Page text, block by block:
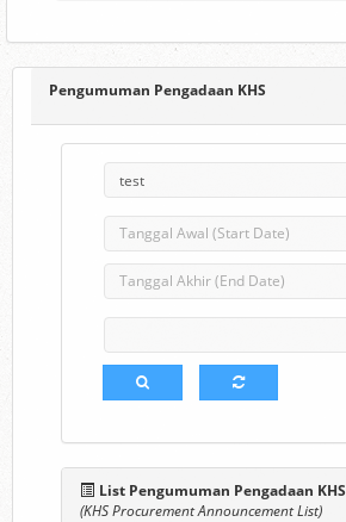
Pengumuman Pengadaan KHS
List Pengumuman Pengadaan KHS
(KHS Procurement Announcement List)